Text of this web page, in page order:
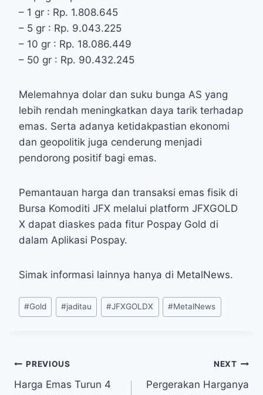
– 1 gr : Rp. 1.808.645
– 5 gr : Rp. 9.043.225
– 10 gr : Rp. 18.086.449
– 50 gr : Rp. 90.432.245
Melemahnya dolar dan suku bunga AS yang
lebih rendah meningkatkan daya tarik terhadap
emas. Serta adanya ketidakpastian ekonomi
dan geopolitik juga cenderung menjadi
pendorong positif bagi emas.
Pemantauan harga dan transaksi emas fisik di
Bursa Komoditi JFX melalui platform JFXGOLD
X dapat diaskes pada fitur Pospay Gold di
dalam Aplikasi Pospay.
Simak informasi lainnya hanya di MetalNews.
Post
Tags:
#Gold #jaditau #JFXGOLDX #MetalNews
Post
PREVIOUS
Harga Emas Turun 4
NEXT
Pergerakan Harganya